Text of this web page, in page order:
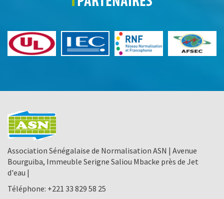
Association Sénégalaise de Normalisation ASN | Avenue
Bourguiba, Immeuble Serigne Saliou Mbacke près de Jet
d'eau |
Téléphone: +221 33 829 58 25